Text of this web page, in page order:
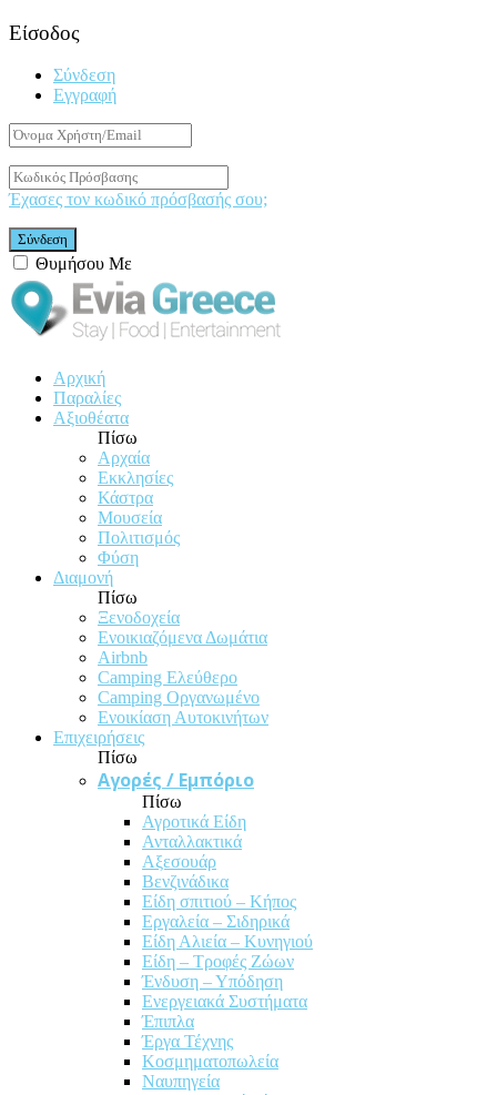
Είσοδος
Σύνδεση
Εγγραφή
Έχασες τον κωδικό πρόσβασής σου;
Θυμήσου Με
Αρχική
Παραλίες
Αξιοθέατα
Πίσω
Αρχαία
Εκκλησίες
Κάστρα
Μουσεία
Πολιτισμός
Φύση
Διαμονή
Πίσω
Ξενοδοχεία
Ενοικιαζόμενα Δωμάτια
Airbnb
Camping Ελεύθερο
Camping Οργανωμένο
Ενοικίαση Αυτοκινήτων
Επιχειρήσεις
Πίσω
Αγορές / Εμπόριο
Πίσω
Αγροτικά Είδη
Ανταλλακτικά
Αξεσουάρ
Βενζινάδικα
Είδη σπιτιού – Κήπος
Εργαλεία – Σιδηρικά
Είδη Αλιεία – Κυνηγιού
Είδη – Τροφές Ζώων
Ένδυση – Υπόδηση
Ενεργειακά Συστήματα
Έπιπλα
Έργα Τέχνης
Κοσμηματοπωλεία
Ναυπηγεία